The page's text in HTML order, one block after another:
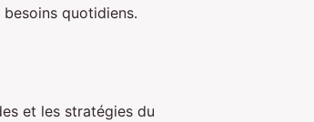
quotidiens.
et les stratégies du